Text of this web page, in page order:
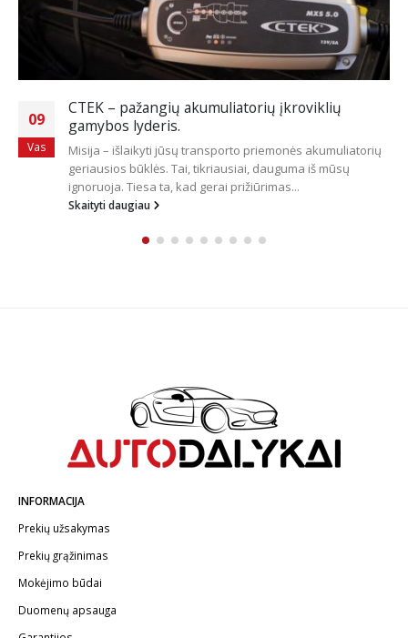
17
Spa
Priemonės stiklo poliravimui
Poliravimo mašinėlės
ekscentrinė poliravimo mašinėlėLiquid Elements
PRO ekcentrinė poliravimo mašinėlėLiquid
Terminator V2...
Skaityti daugiau
INFORMACIJA
Prekių užsakymas
Prekių grąžinimas
Mokėjimo būdai
Duomenų apsauga